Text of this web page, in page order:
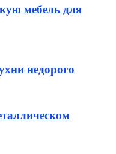
мебель для
недорого